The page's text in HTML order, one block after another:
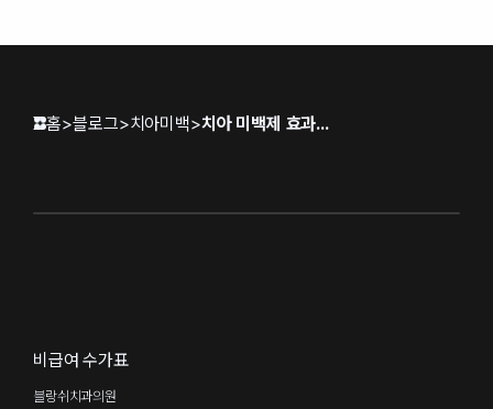
홈>블로그>치아미백> 치아 미백제 효과 한눈에 비교하기
비급여 수가표
블랑쉬치과의원